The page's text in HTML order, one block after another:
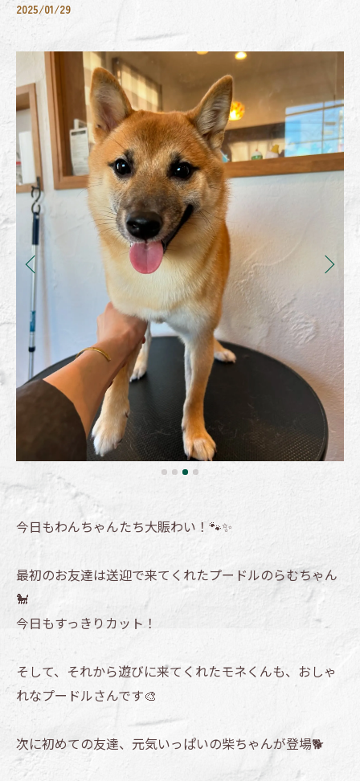
2025/01/29
今日もわんちゃんたち大賑わい！🐾✨
最初のお友達は送迎で来てくれたプードルのらむちゃん
🐩
今日もすっきりカット！
そして、それから遊びに来てくれたモネくんも、おしゃ
れなプードルさんです🎨
次に初めての友達、元気いっぱいの柴ちゃんが登場🐕